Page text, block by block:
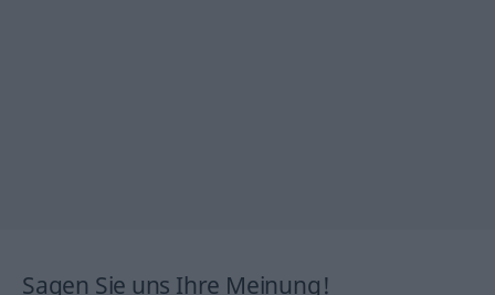
Sagen Sie uns Ihre Meinung!